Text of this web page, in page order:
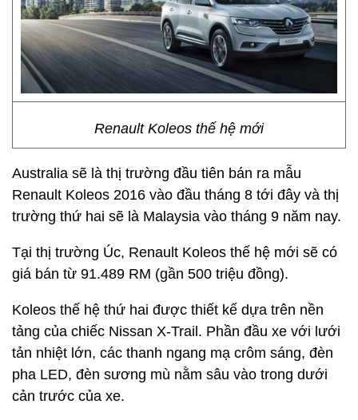
Renault Koleos thế hệ mới
Australia sẽ là thị trường đầu tiên bán ra mẫu
Renault Koleos 2016 vào đầu tháng 8 tới đây và thị
trường thứ hai sẽ là Malaysia vào tháng 9 năm nay.
Tại thị trường Úc, Renault Koleos thế hệ mới sẽ có
giá bán từ 91.489 RM (gần 500 triệu đồng).
Koleos thế hệ thứ hai được thiết kế dựa trên nền
tảng của chiếc Nissan X-Trail. Phần đầu xe với lưới
tản nhiệt lớn, các thanh ngang mạ crôm sáng, đèn
pha LED, đèn sương mù nằm sâu vào trong dưới
cản trước của xe.